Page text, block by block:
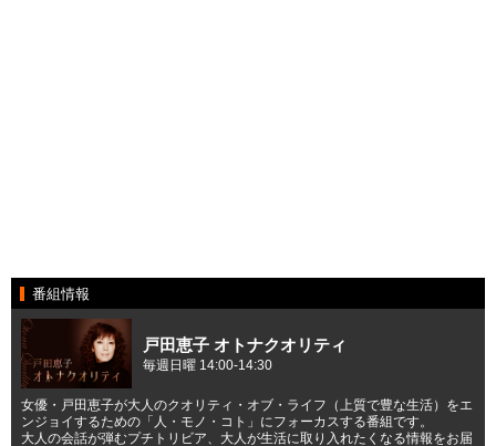
番組情報
戸田恵子 オトナクオリティ
毎週日曜 14:00-14:30
女優・戸田恵子が大人のクオリティ・オブ・ライフ（上質で豊な生活）をエ
ンジョイするための「人・モノ・コト」にフォーカスする番組です。
大人の会話が弾むプチトリビア、大人が生活に取り入れたくなる情報をお届